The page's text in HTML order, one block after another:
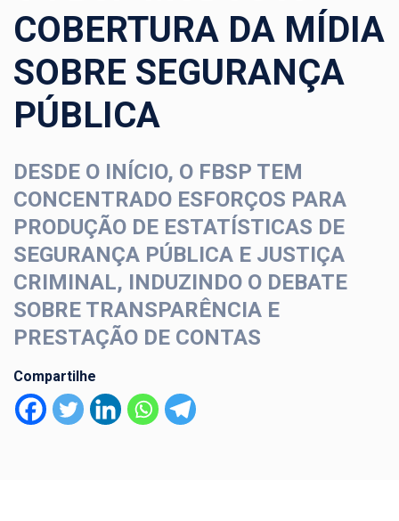
COBERTURA DA MÍDIA
SOBRE SEGURANÇA
PÚBLICA
DESDE O INÍCIO, O FBSP TEM
CONCENTRADO ESFORÇOS PARA
PRODUÇÃO DE ESTATÍSTICAS DE
SEGURANÇA PÚBLICA E JUSTIÇA
CRIMINAL, INDUZINDO O DEBATE
SOBRE TRANSPARÊNCIA E
PRESTAÇÃO DE CONTAS
Compartilhe